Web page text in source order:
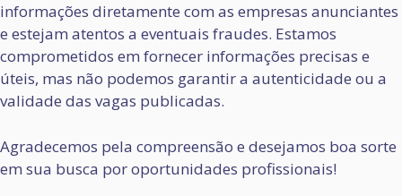
informações diretamente com as empresas anunciantes
e estejam atentos a eventuais fraudes. Estamos
comprometidos em fornecer informações precisas e
úteis, mas não podemos garantir a autenticidade ou a
validade das vagas publicadas.
Agradecemos pela compreensão e desejamos boa sorte
em sua busca por oportunidades profissionais!